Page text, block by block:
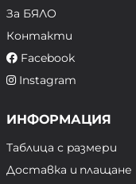
За БЯЛО
Контакти
Facebook
Instagram
ИНФОРМАЦИЯ
Таблица с размери
Доставка и плащане